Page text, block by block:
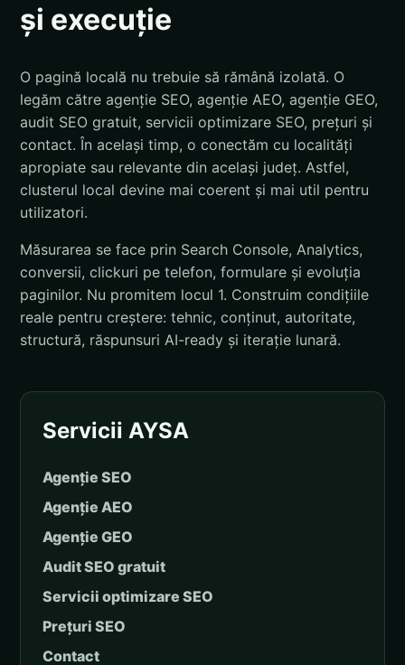
și execuție
O pagină locală nu trebuie să rămână izolată. O
legăm către agenție SEO, agenție AEO, agenție GEO,
audit SEO gratuit, servicii optimizare SEO, prețuri și
contact. În același timp, o conectăm cu localități
apropiate sau relevante din același județ. Astfel,
clusterul local devine mai coerent și mai util pentru
utilizatori.
Măsurarea se face prin Search Console, Analytics,
conversii, clickuri pe telefon, formulare și evoluția
paginilor. Nu promitem locul 1. Construim condițiile
reale pentru creștere: tehnic, conținut, autoritate,
structură, răspunsuri AI-ready și iterație lunară.
Servicii AYSA
Agenție SEO
Agenție AEO
Agenție GEO
Audit SEO gratuit
Servicii optimizare SEO
Prețuri SEO
Contact